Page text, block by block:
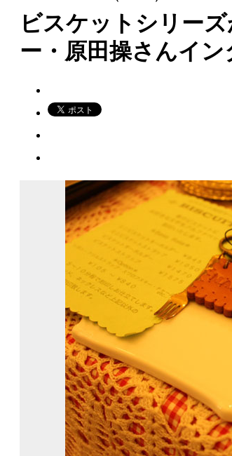
ビスケットシリー
ー・原田操さんイン